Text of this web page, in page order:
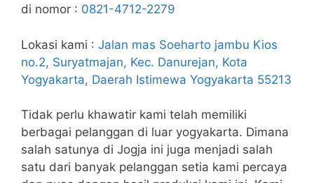
di nomor : 0821-4712-2279
Lokasi kami : Jalan mas Soeharto jambu Kios
no.2, Suryatmajan, Kec. Danurejan, Kota
Yogyakarta, Daerah Istimewa Yogyakarta 55213
Tidak perlu khawatir kami telah memiliki
berbagai pelanggan di luar yogyakarta. Dimana
salah satunya di Jogja ini juga menjadi salah
satu dari banyak pelanggan setia kami percaya